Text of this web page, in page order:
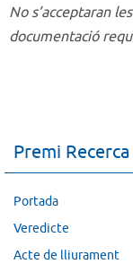
No s’acceptaran
documentació
Premi Recerca
Portada
Veredicte
Acte de lliurament